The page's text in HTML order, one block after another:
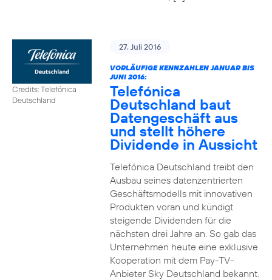
Credits: Telefónica
Deutschland
27. Juli 2016
VORLÄUFIGE KENNZAHLEN JANUAR BIS
JUNI 2016:
Telefónica
Deutschland baut
Datengeschäft aus
und stellt höhere
Dividende in Aussicht
Telefónica Deutschland treibt den
Ausbau seines datenzentrierten
Geschäftsmodells mit innovativen
Produkten voran und kündigt
steigende Dividenden für die
nächsten drei Jahre an. So gab das
Unternehmen heute eine exklusive
Kooperation mit dem Pay-TV-
Anbieter Sky Deutschland bekannt.